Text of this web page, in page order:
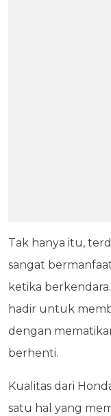
Tak hanya itu,
sangat
ketika
hadir untuk
dengan
berhenti.
Kualitas dari
satu hal yang